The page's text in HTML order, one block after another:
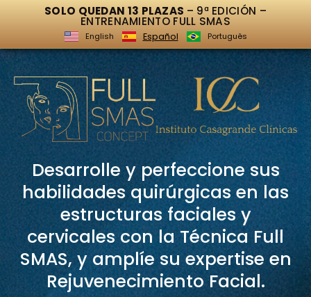
SOLO QUEDAN 13 PLAZAS – 9ª EDICIÓN –
ENTRENAMIENTO FULL SMAS
English Español Português
Desarrolle y perfeccione sus
habilidades quirúrgicas en las
estructuras faciales y
cervicales con la Técnica Full
SMAS, y amplíe su expertise en
Rejuvenecimiento Facial.